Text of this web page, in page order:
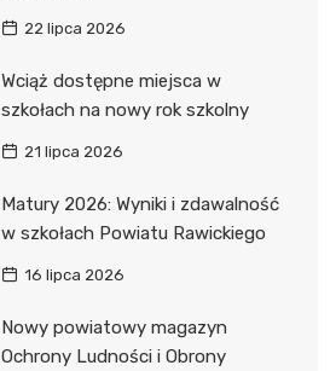
22 lipca 2026
Wciąż dostępne miejsca w
szkołach na nowy rok szkolny
21 lipca 2026
Matury 2026: Wyniki i zdawalność
w szkołach Powiatu Rawickiego
16 lipca 2026
Nowy powiatowy magazyn
Ochrony Ludności i Obrony